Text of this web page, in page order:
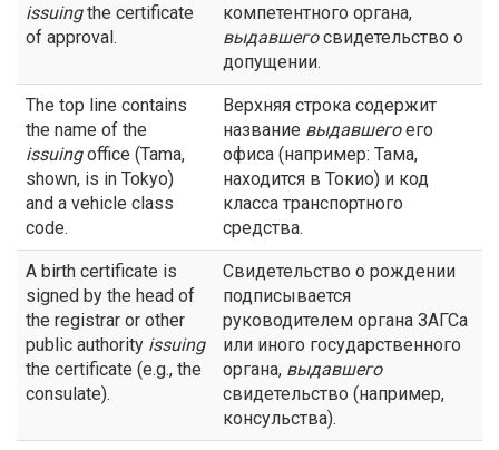
issuingthe certificate
of approval.
компетентного органа,
выдавшегосвидетельство о
допущении.
The top line contains
the name of the
issuingoffice (Tama,
shown, is in Tokyo)
and a vehicle class
code.
Верхняя строка содержит
название выдавшегоего
офиса (например: Тама,
находится в Токио) и код
класса транспортного
средства.
A birth certificate is
signed by the head of
the registrar or other
public authority issuing
the certificate (e.g., the
consulate).
Свидетельство о рождении
подписывается
руководителем органа ЗАГСа
или иного государственного
органа, выдавшего
свидетельство (например,
консульства).